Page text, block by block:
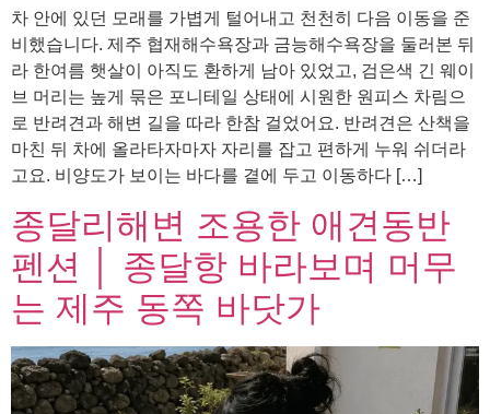
차 안에 있던 모래를 가볍게 털어내고 천천히 다음 이동을 준
비했습니다. 제주 협재해수욕장과 금능해수욕장을 둘러본 뒤
라 한여름 햇살이 아직도 환하게 남아 있었고, 검은색 긴 웨이
브 머리는 높게 묶은 포니테일 상태에 시원한 원피스 차림으
로 반려견과 해변 길을 따라 한참 걸었어요. 반려견은 산책을
마친 뒤 차에 올라타자마자 자리를 잡고 편하게 누워 쉬더라
고요. 비양도가 보이는 바다를 곁에 두고 이동하다 […]
종달리해변 조용한 애견동반
펜션 │ 종달항 바라보며 머무
는 제주 동쪽 바닷가